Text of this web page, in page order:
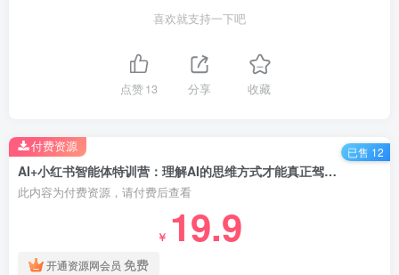
喜欢就支持一下吧
点赞13 分享 收藏
AI+小红书智能体特训营：理解AI的思维方式才能真正驾驭它，月变现6位数
此内容为付费资源，请付费后查看
￥ 19.9
开通资源网会员 免费
付费资源 已售 12